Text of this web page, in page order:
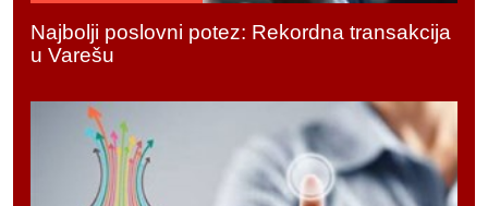
Najbolji poslovni potez: Rekordna transakcija
u Varešu